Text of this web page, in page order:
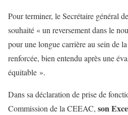
Pour terminer, le Secrétaire général
souhaité « un reversement dans le
pour une longue carrière au sein de
renforcée, bien entendu après une
équitable ».
Dans sa déclaration de prise de
Commission de la CEEAC, son